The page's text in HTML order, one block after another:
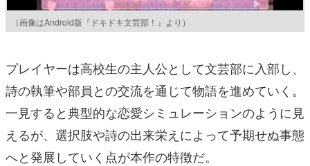
（画像はAndroid版『ドキドキ文芸部！』より）
プレイヤーは高校生の主人公として文芸部に入部し、
詩の執筆や部員との交流を通じて物語を進めていく。
一見すると典型的な恋愛シミュレーションのように見
えるが、選択肢や詩の出来栄えによって予期せぬ事態
へと発展していく点が本作の特徴だ。